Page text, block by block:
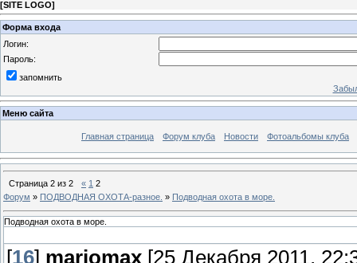
[SITE LOGO]
Форма входа
Логин:
Пароль:
запомнить
Меню сайта
Главная страница Форум клуба Новости Фотоальбомы клуба
Страница 2 из 2 « 1 2
Форум » ПОДВОДНАЯ ОХОТА-разное. » Подводная охота в море.
Подводная охота в море.
[16] mariomax [25 Декабря 2011,